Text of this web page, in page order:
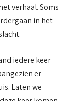
verhaal. Soms
in het
iedere keer
er
Laten we